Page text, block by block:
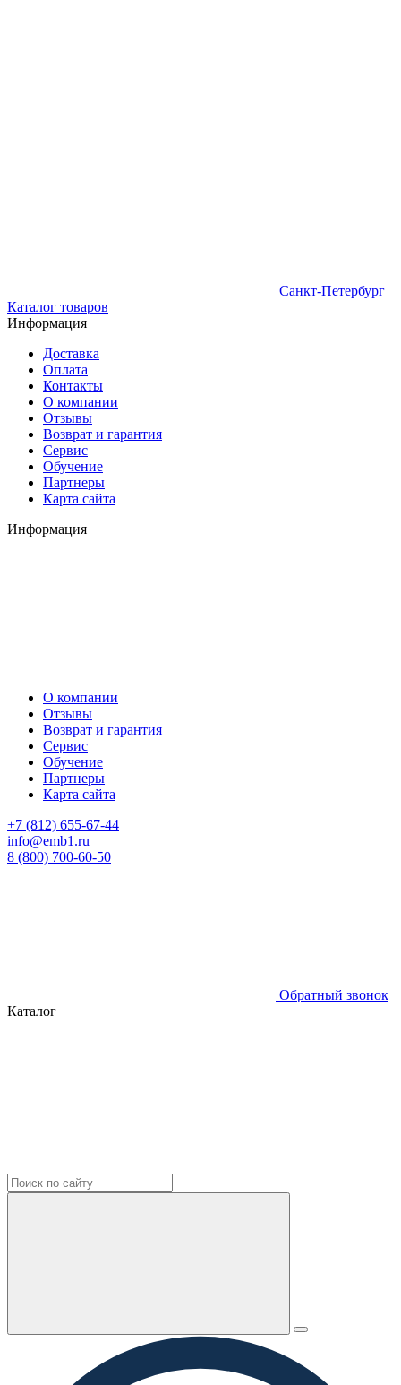
Санкт-Петербург
Каталог товаров
Информация
Доставка
Оплата
Контакты
О компании
Отзывы
Возврат и гарантия
Сервис
Обучение
Партнеры
Карта сайта
Информация
О компании
Отзывы
Возврат и гарантия
Сервис
Обучение
Партнеры
Карта сайта
+7 (812) 655-67-44
info@emb1.ru
8 (800) 700-60-50
Обратный звонок
Каталог